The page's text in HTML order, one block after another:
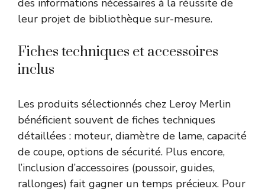
des informations nécessaires à la réussite de
leur projet de bibliothèque sur-mesure.
Fiches techniques et accessoires
inclus
Les produits sélectionnés chez Leroy Merlin
bénéficient souvent de fiches techniques
détaillées : moteur, diamètre de lame, capacité
de coupe, options de sécurité. Plus encore,
l’inclusion d’accessoires (poussoir, guides,
rallonges) fait gagner un temps précieux. Pour